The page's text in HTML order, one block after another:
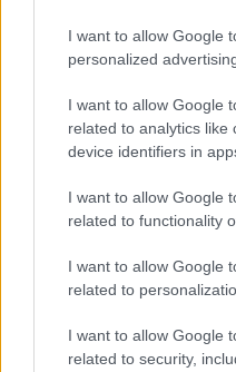
I want to allow Google
personalized
I want to allow Google
related to analytics like
device identifiers in
I want to allow Google
related to functionality
I want to allow Google
related to
I want to allow Google
related to security,